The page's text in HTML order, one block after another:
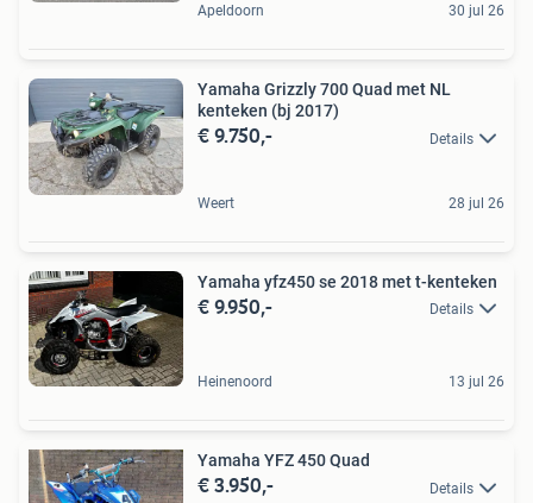
Apeldoorn 30 jul 26
Yamaha Grizzly 700 Quad met NL
kenteken (bj 2017)
€ 9.750,- Details
Weert 28 jul 26
Yamaha yfz450 se 2018 met t-kenteken
€ 9.950,- Details
Heinenoord 13 jul 26
Yamaha YFZ 450 Quad
€ 3.950,- Details